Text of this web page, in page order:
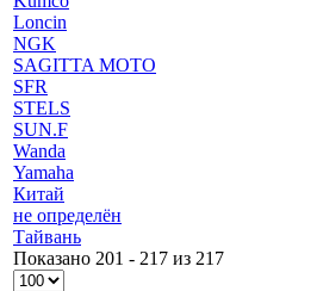
Loncin
NGK
SAGITTA MOTO
SFR
STELS
SUN.F
Wanda
Yamaha
Китай
не определён
Тайвань
Показано 201 - 217 из 217